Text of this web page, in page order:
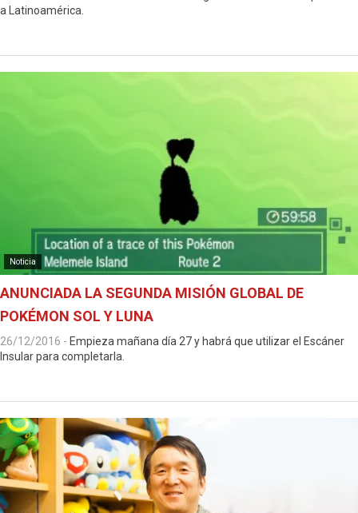
a Latinoamérica.
Noticia
ANUNCIADA LA SEGUNDA MISIÓN GLOBAL DE
POKÉMON SOL Y LUNA
26/12/2016 - Empieza mañana día 27 y habrá que utilizar el Escáner
Insular para completarla.